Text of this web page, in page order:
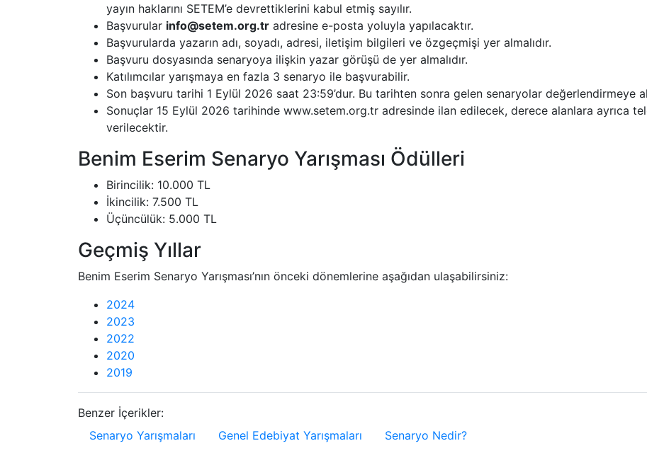
yayın haklarını SETEM’e devrettiklerini kabul etmiş sayılır.
Başvurular info@setem.org.tr adresine e-posta yoluyla yapılacaktır.
Başvurularda yazarın adı, soyadı, adresi, iletişim bilgileri ve özgeçmişi yer almalıdır.
Başvuru dosyasında senaryoya ilişkin yazar görüşü de yer almalıdır.
Katılımcılar yarışmaya en fazla 3 senaryo ile başvurabilir.
Son başvuru tarihi 1 Eylül 2026 saat 23:59’dur. Bu tarihten sonra gelen senaryolar değerlendirmeye
Sonuçlar 15 Eylül 2026 tarihinde www.setem.org.tr adresinde ilan edilecek, derece alanlara ayrıca
verilecektir.
Benim Eserim Senaryo Yarışması Ödülleri
Birincilik: 10.000 TL
İkincilik: 7.500 TL
Üçüncülük: 5.000 TL
Geçmiş Yıllar
Benim Eserim Senaryo Yarışması’nın önceki dönemlerine aşağıdan ulaşabilirsiniz:
2024
2023
2022
2020
2019
Benzer İçerikler:
Senaryo Yarışmaları
Genel Edebiyat Yarışmaları Senaryo Nedir?